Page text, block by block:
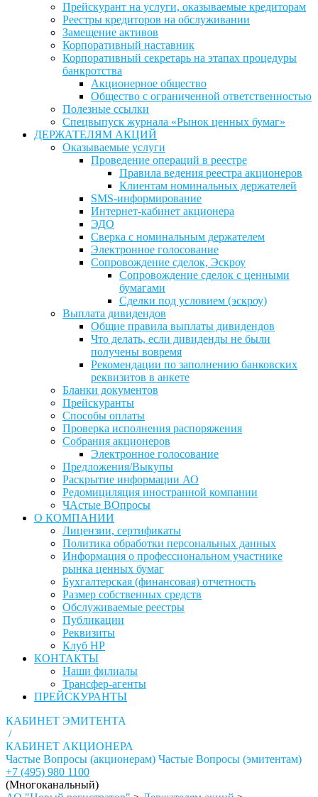
Прейскурант на услуги, оказываемые кредиторам
Реестры кредиторов на обслуживании
Замещение активов
Корпоративный наставник
Корпоративный секретарь на этапах процедуры
банкротства
Акционерное общество
Общество с ограниченной ответственностью
Полезные ссылки
Спецвыпуск журнала «Рынок ценных бумаг»
ДЕРЖАТЕЛЯМ АКЦИЙ
Оказываемые услуги
Проведение операций в реестре
Правила ведения реестра акционеров
Клиентам номинальных держателей
SMS-информирование
Интернет-кабинет акционера
ЭДО
Сверка с номинальным держателем
Электронное голосование
Сопровождение сделок, Эскроу
Сопровождение сделок с ценными
бумагами
Сделки под условием (эскроу)
Выплата дивидендов
Общие правила выплаты дивидендов
Что делать, если дивиденды не были
получены вовремя
Рекомендации по заполнению банковских
реквизитов в анкете
Бланки документов
Прейскуранты
Способы оплаты
Проверка исполнения распоряжения
Собрания акционеров
Электронное голосование
Предложения/Выкупы
Раскрытие информации АО
Редомициляция иностранной компании
ЧАстые ВОпросы
О КОМПАНИИ
Лицензии, сертификаты
Политика обработки персональных данных
Информация о профессиональном участнике
рынка ценных бумаг
Бухгалтерская (финансовая) отчетность
Размер собственных средств
Обслуживаемые реестры
Публикации
Реквизиты
Клуб НР
КОНТАКТЫ
Наши филиалы
Трансфер-агенты
ПРЕЙСКУРАНТЫ
КАБИНЕТ ЭМИТЕНТА
/
КАБИНЕТ АКЦИОНЕРА
Частые Вопросы (акционерам) Частые Вопросы (эмитентам)
+7 (495) 980 1100
(Многоканальный)